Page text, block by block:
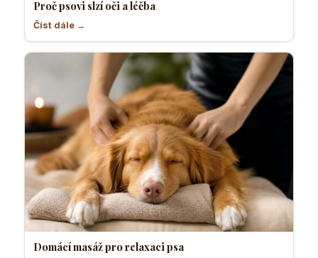
Proč psovi slzí oči a léčba
Číst dále →
Domácí masáž pro relaxaci psa